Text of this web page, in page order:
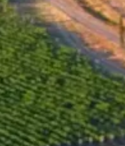
hervorragenden Jahrgang 2011.
Nach den herausfordernden und
Weintrauben – ohne strenge Kälte
Die Trauben für diesen
und perfekter Fruchtqualität. Nach
entsteht eine begrenzte
ihrer Schöpfer von dem Land,
Titrierbare Säuren, g/l